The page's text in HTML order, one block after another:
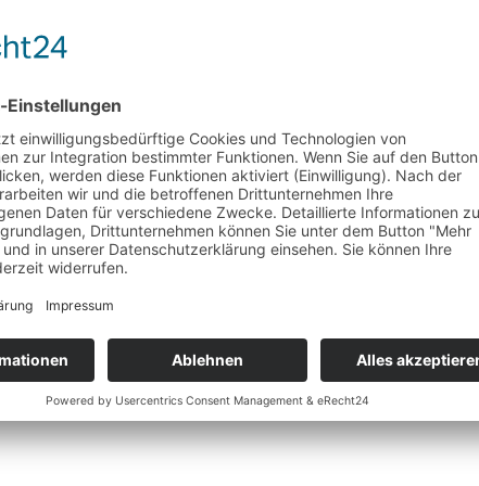
ein 2,4 l Vierzylinder Benziner mit zwei Elektromotoren
bis zu 85 km rein elektrisch fahren können. Aber wie steht es um